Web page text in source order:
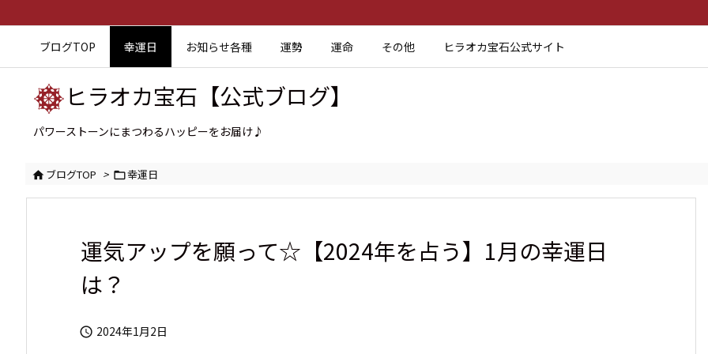
ブログTOP 幸運日 お知らせ各種 運勢 運命 その他 ヒラオカ宝石公式サイト
ヒラオカ宝石【公式ブログ】
パワーストーンにまつわるハッピーをお届け♪
ブログTOP > 幸運日
運気アップを願って☆【2024年を占う】1月の幸運日
は？
 2024年1月2日